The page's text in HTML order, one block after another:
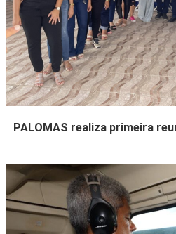
PALOMAS realiza primeira